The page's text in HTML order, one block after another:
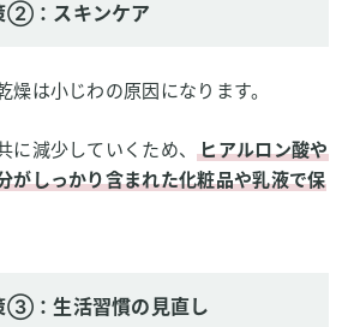
②：スキンケア
燥は小じわの原因になります。
に減少していくため、ヒアルロン酸や
がしっかり含まれた化粧品や乳液で保
③：生活習慣の見直し